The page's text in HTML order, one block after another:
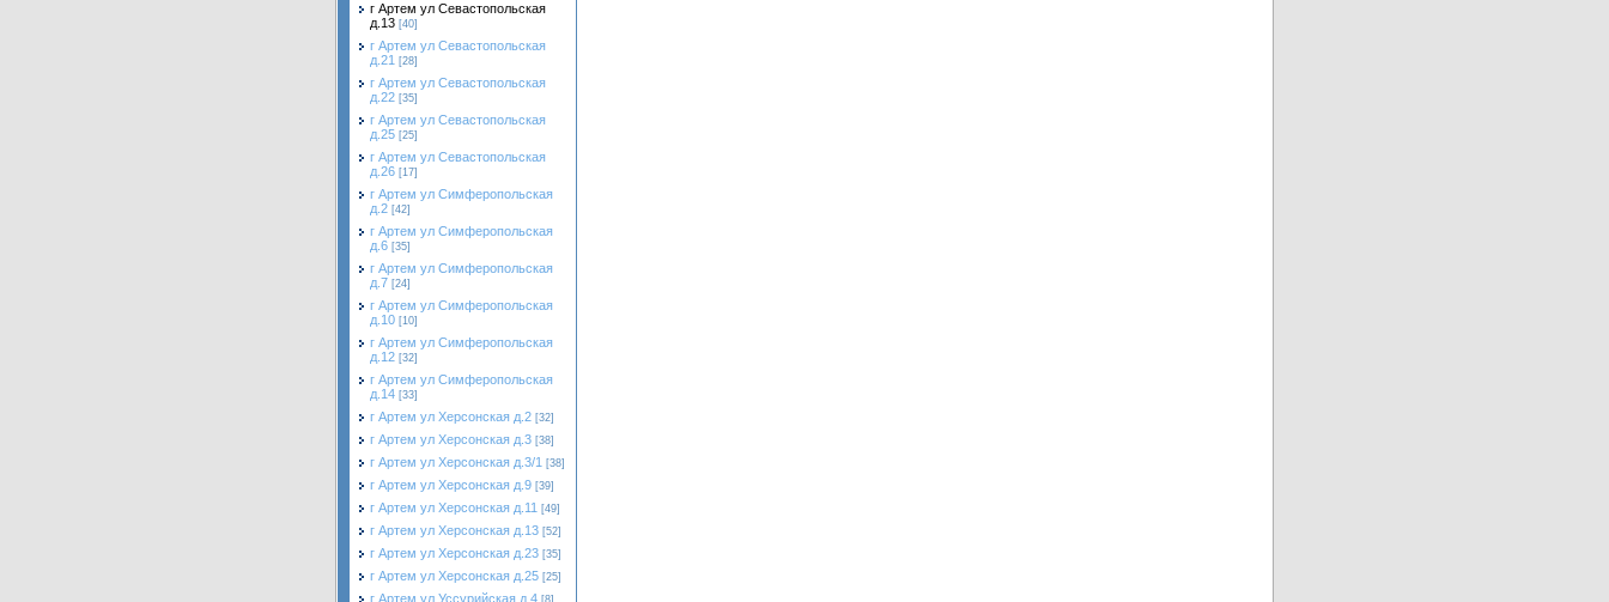
г Артем ул Севастопольская
д.13 [40]
г Артем ул Севастопольская
д.21 [28]
г Артем ул Севастопольская
д.22 [35]
г Артем ул Севастопольская
д.25 [25]
г Артем ул Севастопольская
д.26 [17]
г Артем ул Симферопольская
д.2 [42]
г Артем ул Симферопольская
д.6 [35]
г Артем ул Симферопольская
д.7 [24]
г Артем ул Симферопольская
д.10 [10]
г Артем ул Симферопольская
д.12 [32]
г Артем ул Симферопольская
д.14 [33]
г Артем ул Херсонская д.2 [32]
г Артем ул Херсонская д.3 [38]
г Артем ул Херсонская д.3/1 [38]
г Артем ул Херсонская д.9 [39]
г Артем ул Херсонская д.11 [49]
г Артем ул Херсонская д.13 [52]
г Артем ул Херсонская д.23 [35]
г Артем ул Херсонская д.25 [25]
г Артем ул Уссурийская д.4 [8]